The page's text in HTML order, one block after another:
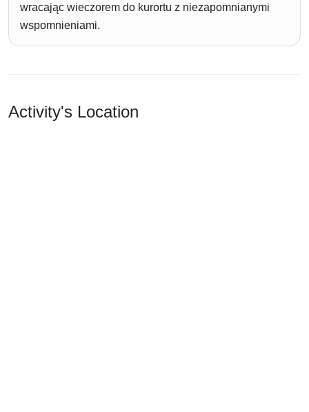
wracając wieczorem do kurortu z niezapomnianymi
wspomnieniami.
Activity's Location